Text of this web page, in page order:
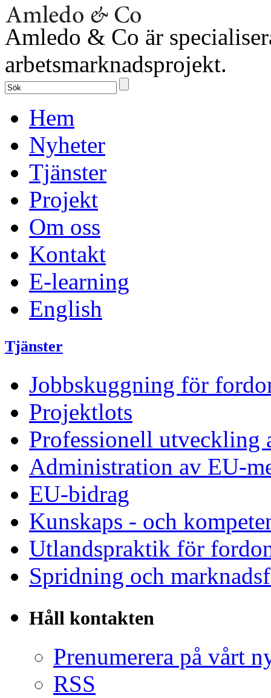
Amledo & Co är
arbetsmarknadsprojekt.
Hem
Nyheter
Tjänster
Projekt
Om oss
Kontakt
E-learning
English
Tjänster
Jobbskuggning för
Projektlots
Professionell utveckling
Administration av EU-
EU-bidrag
Kunskaps - och
Utlandspraktik för
Spridning och
Håll kontakten
Prenumerera på vårt
RSS